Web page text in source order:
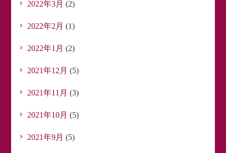
2022年3月 (2)
2022年2月 (1)
2022年1月 (2)
2021年12月 (5)
2021年11月 (3)
2021年10月 (5)
2021年9月 (5)